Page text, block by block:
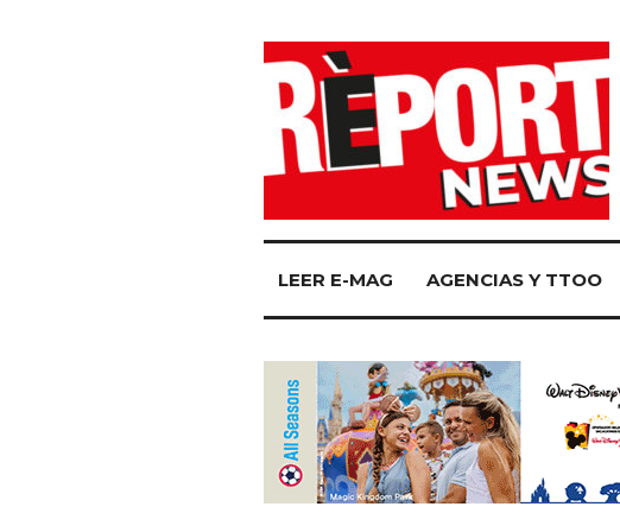
LEER E-MAG AGENCIAS Y TTOO